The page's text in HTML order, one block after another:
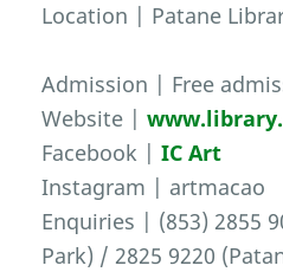
Location | Patane
Admission | Free
Website |
Facebook |IC Art
Instagram | artmacao
Enquiries | (853) 2855
Park) / 2825 9220